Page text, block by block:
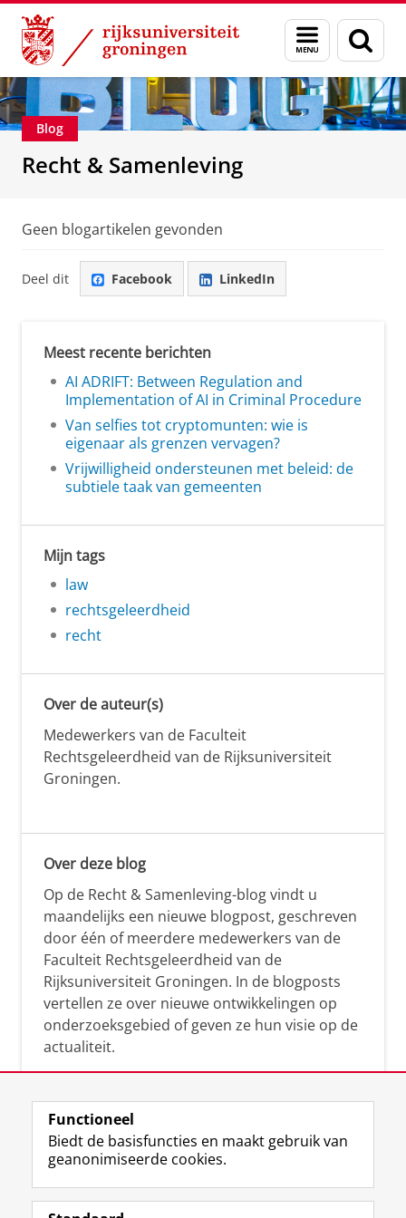
Skip
Content
Skip
Navigation
Menu
en
zoeken
Over ons Recht & Samenleving
Blog
Recht & Samenleving
Geen blogartikelen gevonden
Deel dit Facebook LinkedIn
Meest recente berichten
AI ADRIFT: Between Regulation and
Implementation of AI in Criminal Procedure
Van selfies tot cryptomunten: wie is
eigenaar als grenzen vervagen?
Vrijwilligheid ondersteunen met beleid: de
subtiele taak van gemeenten
Mijn tags
law
rechtsgeleerdheid
recht
Over de auteur(s)
Medewerkers van de Faculteit
Rechtsgeleerdheid van de Rijksuniversiteit
Groningen.
Over deze blog
Op de Recht & Samenleving-blog vindt u
maandelijks een nieuwe blogpost, geschreven
door één of meerdere medewerkers van de
Faculteit Rechtsgeleerdheid van de
Rijksuniversiteit Groningen. In de blogposts
vertellen ze over nieuwe ontwikkelingen op
onderzoeksgebied of geven ze hun visie op de
actualiteit.
Volg de RUG
F
a
L
i
R
S
I
n
Y
o
Functioneel
Biedt de basisfuncties en maakt gebruik van
geanonimiseerde cookies.